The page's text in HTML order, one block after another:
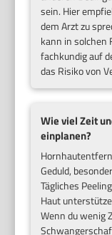
sein. Hier
dem Arzt zu
kann in solchen
fachkundig auf
das Risiko von
Wie viel Zeit
einplanen?
Geduld,
Tägliches
Haut
Wenn du wenig